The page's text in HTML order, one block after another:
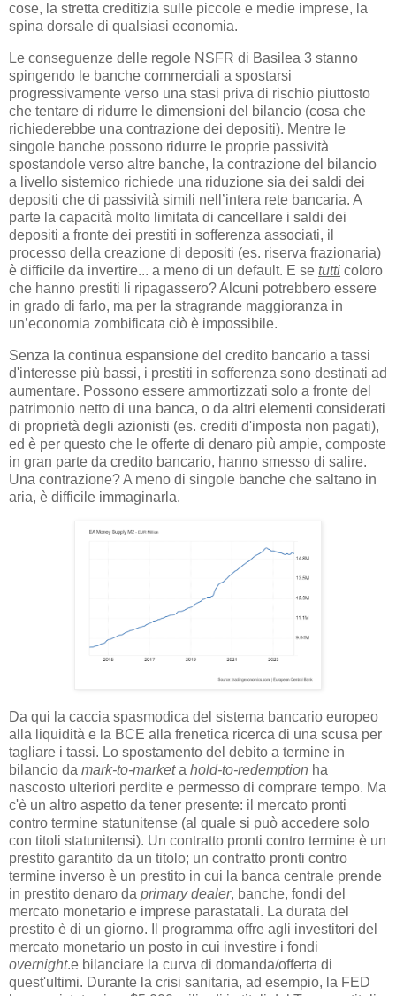
cose, la stretta creditizia sulle piccole e medie imprese, la
spina dorsale di qualsiasi economia.
Le conseguenze delle regole NSFR di Basilea 3 stanno
spingendo le banche commerciali a spostarsi
progressivamente verso una stasi priva di rischio piuttosto
che tentare di ridurre le dimensioni del bilancio (cosa che
richiederebbe una contrazione dei depositi). Mentre le
singole banche possono ridurre le proprie passività
spostandole verso altre banche, la contrazione del bilancio
a livello sistemico richiede una riduzione sia dei saldi dei
depositi che di passività simili nell’intera rete bancaria. A
parte la capacità molto limitata di cancellare i saldi dei
depositi a fronte dei prestiti in sofferenza associati, il
processo della creazione di depositi (es. riserva frazionaria)
è difficile da invertire... a meno di un default. E se tutti coloro
che hanno prestiti li ripagassero? Alcuni potrebbero essere
in grado di farlo, ma per la stragrande maggioranza in
un’economia zombificata ciò è impossibile.
Senza la continua espansione del credito bancario a tassi
d'interesse più bassi, i prestiti in sofferenza sono destinati ad
aumentare. Possono essere ammortizzati solo a fronte del
patrimonio netto di una banca, o da altri elementi considerati
di proprietà degli azionisti (es. crediti d'imposta non pagati),
ed è per questo che le offerte di denaro più ampie, composte
in gran parte da credito bancario, hanno smesso di salire.
Una contrazione? A meno di singole banche che saltano in
aria, è difficile immaginarla.
Da qui la caccia spasmodica del sistema bancario europeo
alla liquidità e la BCE alla frenetica ricerca di una scusa per
tagliare i tassi. Lo spostamento del debito a termine in
bilancio da mark-to-marketa hold-to-redemption ha
nascosto ulteriori perdite e permesso di comprare tempo. Ma
c'è un altro aspetto da tener presente: il mercato pronti
contro termine statunitense (al quale si può accedere solo
con titoli statunitensi). Un contratto pronti contro termine è un
prestito garantito da un titolo; un contratto pronti contro
termine inverso è un prestito in cui la banca centrale prende
in prestito denaro da primary dealer, banche, fondi del
mercato monetario e imprese parastatali. La durata del
prestito è di un giorno. Il programma offre agli investitori del
mercato monetario un posto in cui investire i fondi
overnight.e bilanciare la curva di domanda/offerta di
quest'ultimi. Durante la crisi sanitaria, ad esempio, la FED